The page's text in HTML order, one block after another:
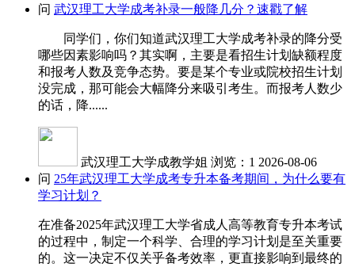
问 武汉理工大学成考补录一般降几分？速戳了解
同学们，你们知道武汉理工大学成考补录的降分受
哪些因素影响吗？其实啊，主要是看招生计划缺额程度
和报考人数及竞争态势。要是某个专业或院校招生计划
没完成，那可能会大幅降分来吸引考生。而报考人数少
的话，降......
武汉理工大学成教学姐 浏览：1 2026-08-06
问 25年武汉理工大学成考专升本备考期间，为什么要有
学习计划？
在准备2025年武汉理工大学省成人高等教育专升本考试
的过程中，制定一个科学、合理的学习计划是至关重要
的。这一决定不仅关乎备考效率，更直接影响到最终的